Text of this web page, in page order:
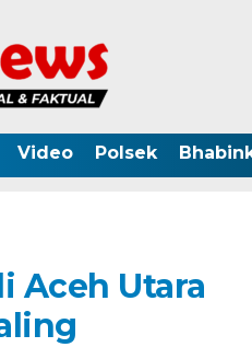
Video Polsek
Aceh Utara